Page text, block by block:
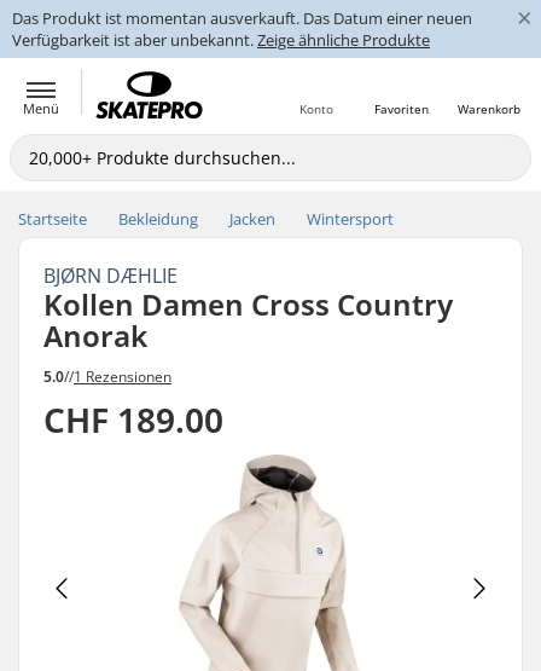
Das Produkt ist momentan ausverkauft. Das Datum einer neuen
Verfügbarkeit ist aber unbekannt.Zeige ähnliche Produkte
×
Menü Warenkorb
Favoriten
Konto
Startseite Bekleidung Jacken Wintersport
BJØRN DÆHLIE
Kollen Damen Cross Country
Anorak
5.0//1 Rezensionen
CHF 189.00